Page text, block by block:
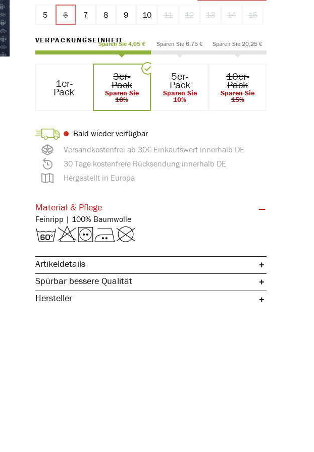
Versandkostenfrei ab 30€ Einkaufswert innerhalb DE
30 Tage kostenfreie Rücksendung innerhalb DE
Hergestellt in Europa
Bald wieder verfügbar
5 6
(Diese Option ist zurzeit nicht verfügbar.)
7 8 9 10 11
(Diese Option ist zurzeit nicht verfügbar.)
12
(Diese Option ist zurzeit nicht verfügbar.)
13
(Diese Option ist zurzeit nicht
14
(Diese Option ist zurzeit
15
(Diese Option ist
VERPACKUNGSEINHEIT
Sparen Sie 4,05 € Sparen Sie 6,75 € Sparen Sie 20,25 €
1er-
Pack
3er-
Pack
Sparen Sie
10%
5er-
Pack
Sparen Sie
10%
10er-
Pack
Sparen Sie
15%
Material & Pflege
Feinripp | 100% Baumwolle
Artikeldetails
Spürbar bessere Qualität
Hersteller